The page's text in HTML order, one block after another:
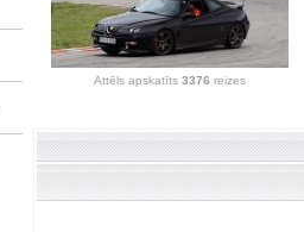
Attēls apskatīts 3376 reizes